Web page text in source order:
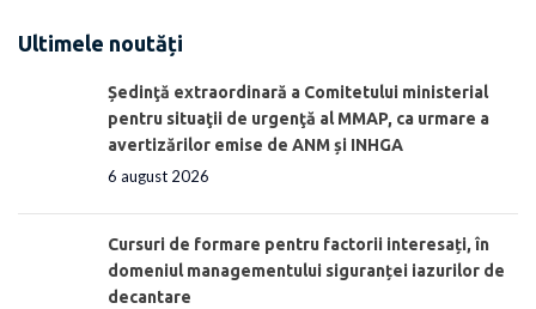
Ultimele noutăți
Ședinţă extraordinară a Comitetului ministerial
pentru situaţii de urgenţă al MMAP, ca urmare a
avertizărilor emise de ANM și INHGA
6 august 2026
Cursuri de formare pentru factorii interesați, în
domeniul managementului siguranței iazurilor de
decantare